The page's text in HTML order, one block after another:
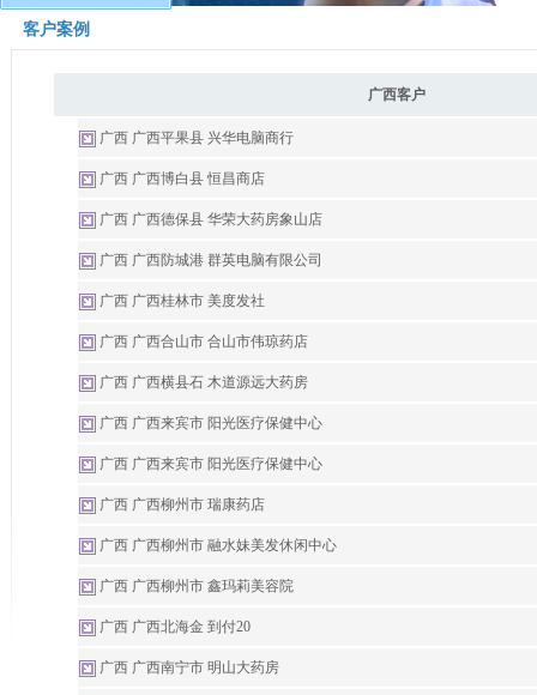
客户案例
广西客户
广西 广西平果县 兴华电脑商行
广西 广西博白县 恒昌商店
广西 广西德保县 华荣大药房象山店
广西 广西防城港 群英电脑有限公司
广西 广西桂林市 美度发社
广西 广西合山市 合山市伟琼药店
广西 广西横县石 木道源远大药房
广西 广西来宾市 阳光医疗保健中心
广西 广西来宾市 阳光医疗保健中心
广西 广西柳州市 瑞康药店
广西 广西柳州市 融水妹美发休闲中心
广西 广西柳州市 鑫玛莉美容院
广西 广西北海金 到付20
广西 广西南宁市 明山大药房